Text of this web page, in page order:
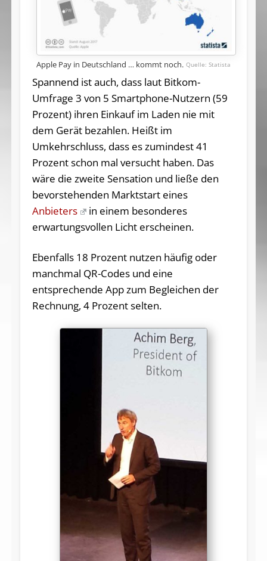
Apple Pay in Deutschland … kommt noch. Statista
Spannend ist auch, dass laut Bitkom-
Umfrage 3 von 5 Smartphone-Nutzern (59
Prozent) ihren Einkauf im Laden nie mit
dem Gerät bezahlen. Heißt im
Umkehrschluss, dass es zumindest 41
Prozent schon mal versucht haben. Das
wäre die zweite Sensation und ließe den
bevorstehenden Marktstart eines
Anbieters
in einem besonderes
erwartungsvollen Licht erscheinen.
Ebenfalls 18 Prozent nutzen häufig oder
manchmal QR-Codes und eine
entsprechende App zum Begleichen der
Rechnung, 4 Prozent selten.